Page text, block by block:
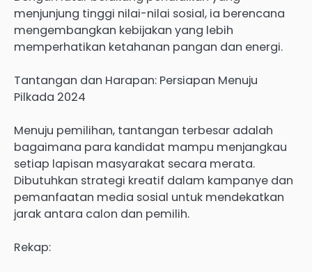
menjunjung tinggi nilai-nilai sosial, ia berencana
mengembangkan kebijakan yang lebih
memperhatikan ketahanan pangan dan energi.
Tantangan dan Harapan: Persiapan Menuju
Pilkada 2024
Menuju pemilihan, tantangan terbesar adalah
bagaimana para kandidat mampu menjangkau
setiap lapisan masyarakat secara merata.
Dibutuhkan strategi kreatif dalam kampanye dan
pemanfaatan media sosial untuk mendekatkan
jarak antara calon dan pemilih.
Rekap: